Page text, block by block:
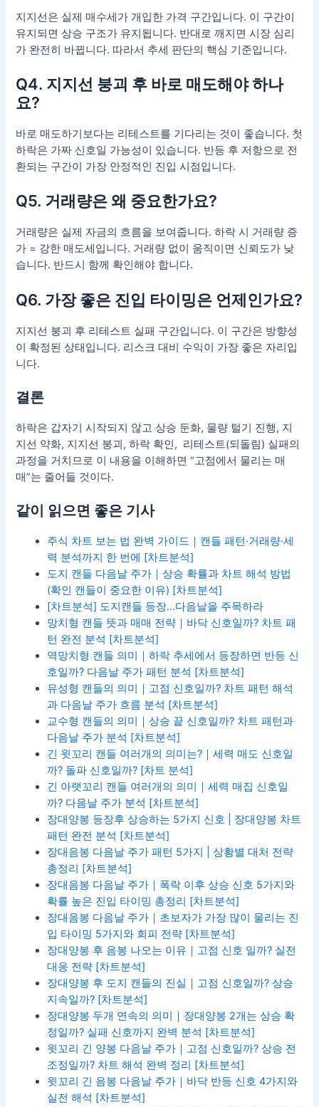
지지선은 실제 매수세가 개입한 가격 구간입니다. 이 구간이
유지되면 상승 구조가 유지됩니다. 반대로 깨지면 시장 심리
가 완전히 바뀝니다. 따라서 추세 판단의 핵심 기준입니다.
Q4. 지지선 붕괴 후 바로 매도해야 하나
요?
바로 매도하기보다는 리테스트를 기다리는 것이 좋습니다. 첫
하락은 가짜 신호일 가능성이 있습니다. 반등 후 저항으로 전
환되는 구간이 가장 안정적인 진입 시점입니다.
Q5. 거래량은 왜 중요한가요?
거래량은 실제 자금의 흐름을 보여줍니다. 하락 시 거래량 증
가 = 강한 매도세입니다. 거래량 없이 움직이면 신뢰도가 낮
습니다. 반드시 함께 확인해야 합니다.
Q6. 가장 좋은 진입 타이밍은 언제인가요?
지지선 붕괴 후 리테스트 실패 구간입니다. 이 구간은 방향성
이 확정된 상태입니다. 리스크 대비 수익이 가장 좋은 자리입
니다.
결론
하락은 갑자기 시작되지 않고 상승 둔화, 물량 털기 진행, 지
지선 약화, 지지선 붕괴, 하락 확인, 리테스트(되돌림) 실패의
과정을 거치므로 이 내용을 이해하면 “고점에서 물리는 매
매”는 줄어들 것이다.
같이 읽으면 좋은 기사
주식 차트 보는 법 완벽 가이드｜캔들 패턴·거래량·세
력 분석까지 한 번에 [차트분석]
도지 캔들 다음날 주가｜상승 확률과 차트 해석 방법
(확인 캔들이 중요한 이유) [차트분석]
[차트분석] 도지캔들 등장…다음날을 주목하라
망치형 캔들 뜻과 매매 전략｜바닥 신호일까? 차트 패
턴 완전 분석 [차트분석]
역망치형 캔들 의미｜하락 추세에서 등장하면 반등 신
호일까? 다음날 주가 패턴 분석 [차트분석]
유성형 캔들의 의미｜고점 신호일까? 차트 패턴 해석
과 다음날 주가 흐름 분석 [차트분석]
교수형 캔들의 의미｜상승 끝 신호일까? 차트 패턴과
다음날 주가 분석 [차트분석]
긴 윗꼬리 캔들 여러개의 의미는?｜세력 매도 신호일
까? 돌파 신호일까? [차트 분석]
긴 아랫꼬리 캔들 여러개의 의미｜세력 매집 신호일
까? 다음날 주가 분석 [차트분석]
장대양봉 등장후 상승하는 5가지 신호 | 장대양봉 차트
패턴 완전 분석 [차트분석]
장대음봉 다음날 주가 패턴 5가지 | 상황별 대처 전략
총정리 [차트분석]
장대음봉 다음날 주가｜폭락 이후 상승 신호 5가지와
확률 높은 진입 타이밍 총정리 [차트분석]
장대음봉 다음날 주가｜초보자가 가장 많이 물리는 진
입 타이밍 5가지와 회피 전략 [차트분석]
장대양봉 후 음봉 나오는 이유｜고점 신호 일까? 실전
대응 전략 [차트분석]
장대양봉 후 도지 캔들의 진실｜고점 신호일까? 상승
지속일까? [차트분석]
장대양봉 두개 연속의 의미｜장대양봉 2개는 상승 확
정일까? 실패 신호까지 완벽 분석 [차트분석]
윗꼬리 긴 양봉 다음날 주가｜고점 신호일까? 상승 전
조정일까? 차트 해석 완벽 정리 [차트분석]
윗꼬리 긴 음봉 다음날 주가｜바닥 반등 신호 4가지와
실전 해석 [차트분석]